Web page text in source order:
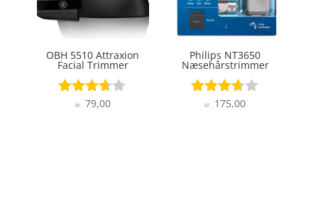
OBH 5510 Attraxion
Facial Trimmer
Vurderet
kr.79,00
Philips NT3650
Næsehårstrimmer
Vurderet
kr. 175,00